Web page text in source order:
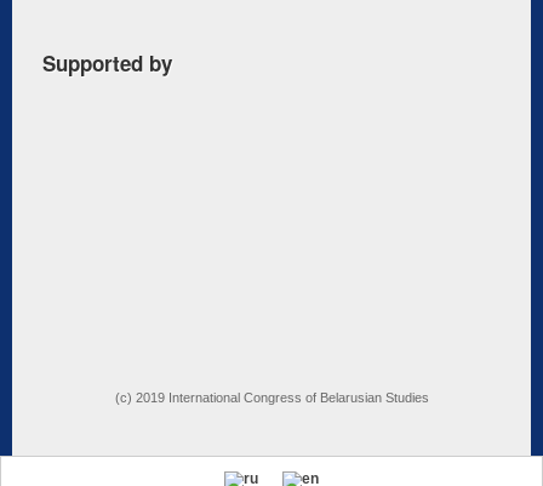
Supported by
(c) 2019 International Congress of Belarusian Studies